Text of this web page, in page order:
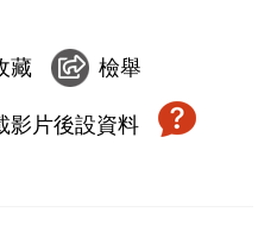
藏 檢舉
影片後設資料